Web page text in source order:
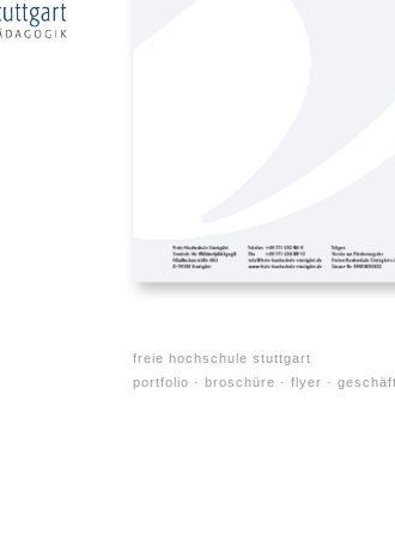
freie hochschule stuttgart
portfolio
broschüre flyer